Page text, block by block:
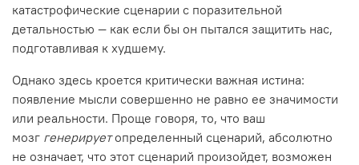
катастрофические сценарии с поразительной
детальностью — как если бы он пытался защитить нас,
подготавливая к худшему.
Однако здесь кроется критически важная истина:
появление мысли совершенно не равно ее значимости
или реальности. Проще говоря, то, что ваш
мозг генерирует определенный сценарий, абсолютно
не означает, что этот сценарий произойдет, возможен